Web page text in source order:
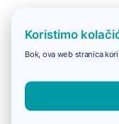
Koristimo
Bok, ova web stranica